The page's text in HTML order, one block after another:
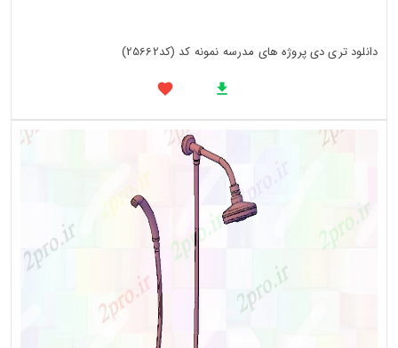
دانلود تری دی پروژه های مدرسه نمونه کد (کد25662)